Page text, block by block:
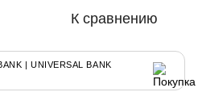
К сравнению
| UNIVERSAL BANK